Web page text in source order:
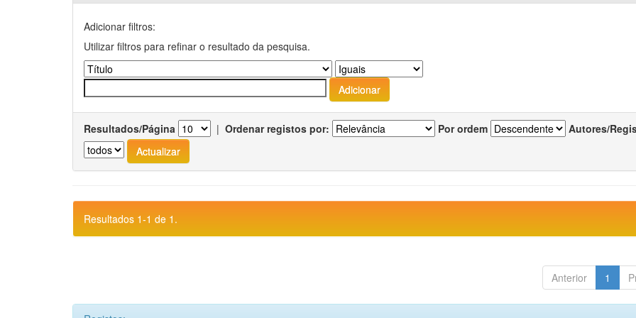
Adicionar filtros:
Utilizar filtros para refinar o resultado da pesquisa.
Resultados/Página | Ordenar registos por: Por ordem Autores/
Resultados 1-1 de 1.
Anterior 1